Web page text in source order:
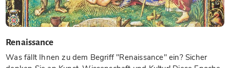
Renaissance
Was fällt Ihnen zu dem Begriff "Renaissance" ein? Sicher